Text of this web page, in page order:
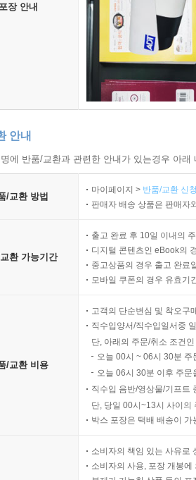
포장 안내
안내
에 반품/교환과 관련한 안내가 있는경우 아
/교환 방법
마이페이지 > 반품/교환 신
판매자 배송 상품은 판매자
환 가능기간
출고 완료 후 10일 이내의
디지털 콘텐츠인 eBook의
중고상품의 경우 출고 완료
모바일 쿠폰의 경우 유효기
/교환 비용
고객의 단순변심 및 착오구
직수입양서/직수입일서중
단, 아래의 주문/취소 조건
오늘 00시 ~ 06시 30분
오늘 06시 30분 이후 주
직수입 음반/영상물/기프트
단, 당일 00시~13시 사이의
박스 포장은 택배 배송이
소비자의 책임 있는 사유로
소비자의 사용, 포장 개봉